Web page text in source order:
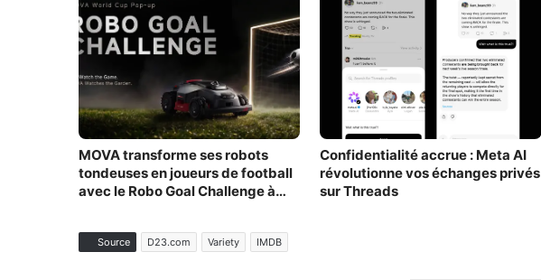
MOVA transforme ses robots
tondeuses en joueurs de football
avec le Robo Goal Challenge à
Confidentialité accrue : Meta AI
révolutionne vos échanges privés
sur Threads
Source D23.com Variety IMDB